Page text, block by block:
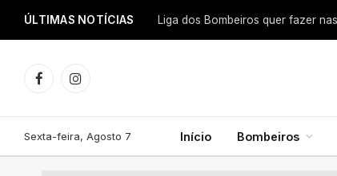
ÚLTIMAS NOTÍCIAS
FacebookInstagram
Sexta-feira, Agosto 7 Início Bombeiros